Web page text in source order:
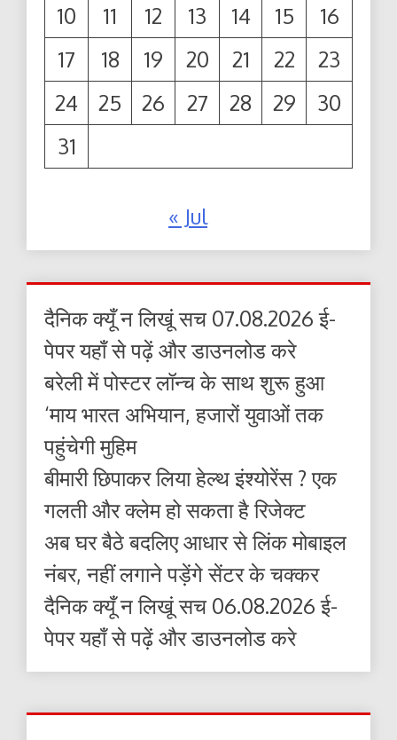
10
11 12 13 14 15
16
17
18 19 20 21 22
23
24
25 26 27 28 29
30
31
« Jul
दैनिक क्यूँ न लिखूं सच 07.08.2026 ई-
पेपर यहाँ से पढ़ें और डाउनलोड करे
बरेली में पोस्टर लॉन्च के साथ शुरू हुआ
‘माय भारत अभियान, हजारों युवाओं तक
पहुंचेगी मुहिम
बीमारी छिपाकर लिया हेल्थ इंश्योरेंस ? एक
गलती और क्लेम हो सकता है रिजेक्ट
अब घर बैठे बदलिए आधार से लिंक मोबाइल
नंबर, नहीं लगाने पड़ेंगे सेंटर के चक्कर
दैनिक क्यूँ न लिखूं सच 06.08.2026 ई-
पेपर यहाँ से पढ़ें और डाउनलोड करे